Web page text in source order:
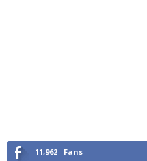
11,962 Fans